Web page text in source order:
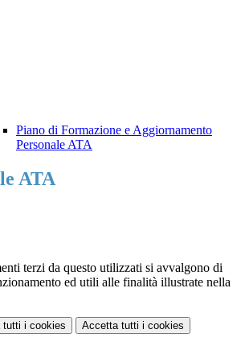
Piano di Formazione e Aggiornamento
Personale ATA
ATA
terzi da questo utilizzati si avvalgono di
ed utili alle finalità illustrate nella
tutti i cookies Accetta tutti i cookies